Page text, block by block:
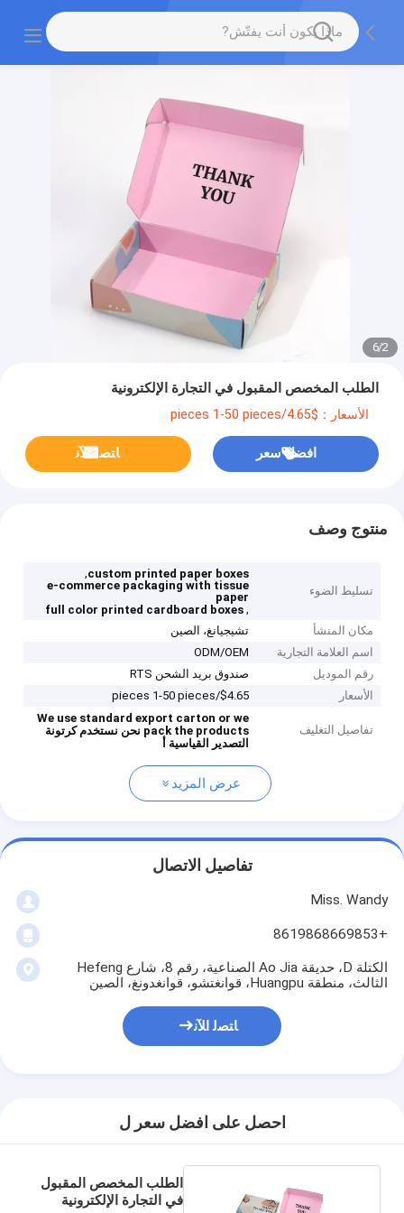
2
/
6
الطلب المخصص المقبول في التجارة الإلكترونية
الأسعار：$4.65/pieces 1-50 pieces
افضل سعر ﺎﺘﺼﻟ ﺍﻶﻧ
منتوج وصف
تسليط الضوء
custom printed paper boxes
,
e-commerce packaging with tissue
paper
,
full color printed cardboard boxes
مكان المنشأ
تشيجيانغ، الصين
اسم العلامة التجارية
ODM/OEM
رقم الموديل
صندوق بريد الشحن RTS
الأسعار
$4.65/pieces 1-50 pieces
تفاصيل التغليف
We use standard export carton or we
pack the products نحن نستخدم كرتونة
التصدير القياسية أ
عرض المزيد
تفاصيل الاتصال
Miss. Wandy
+8619868669853
الكتلة D، حديقة Ao Jia الصناعية، رقم 8، شارع Hefeng
الثالث، منطقة Huangpu، قوانغتشو، قوانغدونغ، الصين
ﺎﺘﺼﻟ ﺍﻶﻧ
احصل على افضل سعر ل
الطلب المخصص المقبول
في التجارة الإلكترونية